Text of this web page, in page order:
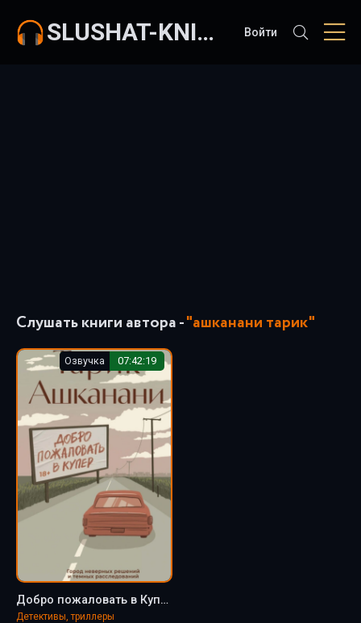
SLUSHAT-KNIGI.COM Войти
Слушать книги автора -"ашканани тарик"
Озвучка 07:42:19
Добро пожаловать в Купер - Тарик Ашканани
Детективы, триллеры